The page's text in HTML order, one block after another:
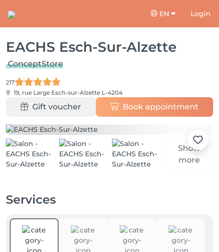
EN Login
EACHS Esch-Sur-Alzette
ConceptStore
217
19, rue Large Esch-sur-Alzette L-4204
Gift voucher Book appointment
Show
more
Services